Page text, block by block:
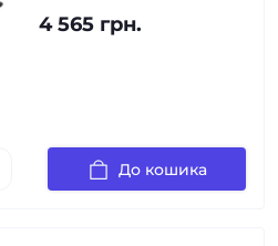
4 565 грн.
До кошика